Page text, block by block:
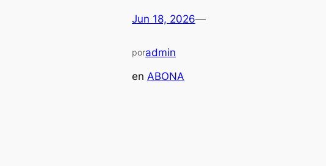
Jun 18, 2026—
poradmin
en ABONA